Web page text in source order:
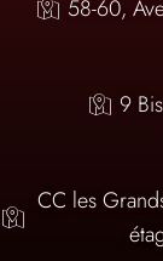
58-60,
9
CC les